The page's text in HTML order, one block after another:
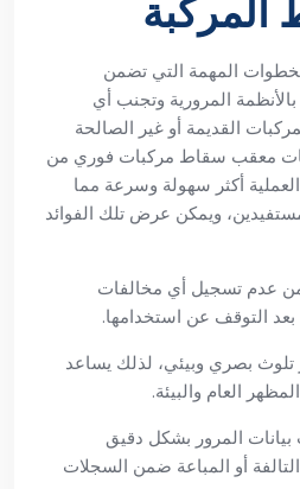
المركبة
المهمة التي تضمن
بالأنظمة المرورية وتجنب أي
القديمة أو غير الصالحة
معقب سقاط مركبات فوري من
أكثر سهولة وسرعة مما
ويمكن عرض تلك الفوائد
عدم تسجيل أي مخالفات
بعد التوقف عن استخدامها.
تلوث بصري وبيئي، لذلك يساعد
العام والبيئة.
المرور بشكل دقيق
أو المباعة ضمن السجلات